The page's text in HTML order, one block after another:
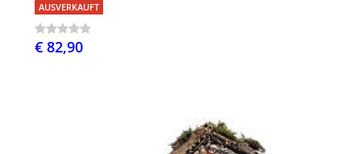
AUSVERKAUFT
€ 82,90